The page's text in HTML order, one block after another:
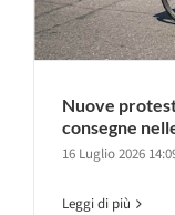
Nuove
consegne
16 Luglio 2026
Leggi di più